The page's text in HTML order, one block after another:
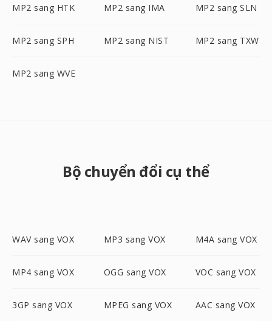
MP2 sang HTK MP2 sang IMA MP2 sang SLN
MP2 sang SPH MP2 sang NIST MP2 sang TXW
MP2 sang WVE
Bộ chuyển đổi cụ thể
WAV sang VOX MP3 sang VOX M4A sang VOX
MP4 sang VOX OGG sang VOX VOC sang VOX
3GP sang VOX MPEG sang VOX AAC sang VOX